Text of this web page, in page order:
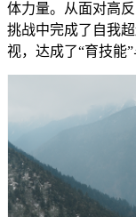
体力量。从面对高
挑战中完成了自我
视，达成了“育技能